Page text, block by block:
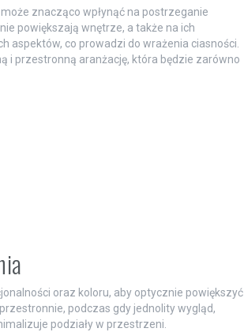
znacząco wpłynąć na postrzeganie
powiększają wnętrze, a także na ich
aspektów, co prowadzi do wrażenia ciasności.
i przestronną aranżację, która będzie zarówno
oraz koloru, aby optycznie powiększyć
podczas gdy jednolity wygląd,
podziały w przestrzeni.